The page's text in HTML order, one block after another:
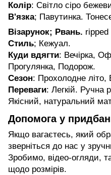
Колір: Світло сіро
В'язка; Павутинка.
Візарунок; Рвань. ripped
Стиль; Кежуал.
Куди вдягти: Вечірка,
Прогулянка, Подорож.
Сезон: Прохолодне
Переваги: Легкій. Ручна
Якісний, натуральний
Допомога у
Якщо вагаєтесь, який
зверніться до нас у
Зробимо, відео-огляди,
щодо розмірів.